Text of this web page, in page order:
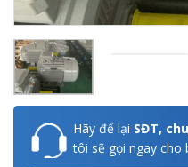
Hãy để lại SĐT,
tôi sẽ gọi ngay cho